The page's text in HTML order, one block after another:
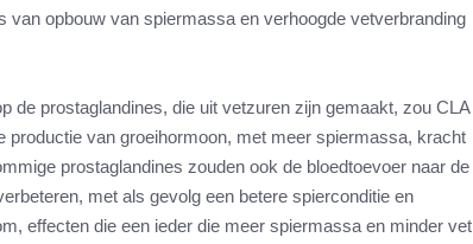
van opbouw van spiermassa en verhoogde vetverbranding
de prostaglandines, die uit vetzuren zijn gemaakt, zou CLA
productie van groeihormoon, met meer spiermassa, kracht
prostaglandines zouden ook de bloedtoevoer naar de
met als gevolg een betere spierconditie en
effecten die een ieder die meer spiermassa en minder vet